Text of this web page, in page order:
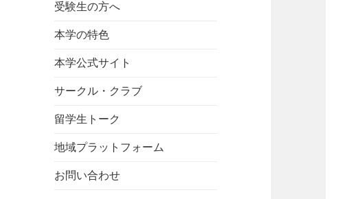
受験生の方へ
本学の特色
本学公式サイト
サークル・クラブ
留学生トーク
地域プラットフォーム
お問い合わせ